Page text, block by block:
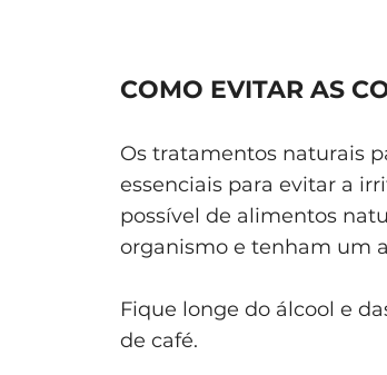
COMO EVITAR AS
Os tratamentos naturais
essenciais para evitar a
possível de alimentos
organismo e tenham um
Fique longe do álcool e
de café.